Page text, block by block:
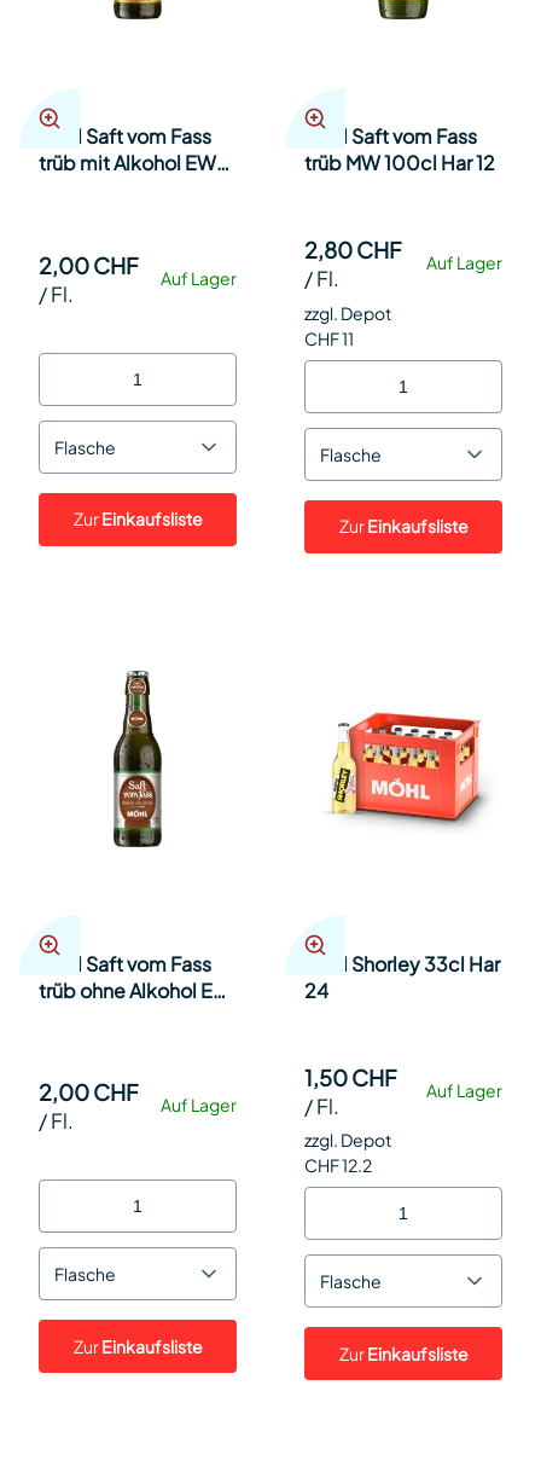
Möhl Saft vom Fass
trüb mit Alkohol EW
Auf Lager
2,00 CHF
/Fl.
Flasche
ZurEinkaufsliste
Möhl Saft vom Fass
trüb MW 100cl Har 12
Auf Lager
2,80 CHF
/Fl.
zzgl. Depot
CHF 11
Flasche
ZurEinkaufsliste
Möhl Saft vom Fass
trüb ohne Alkohol EW
Auf Lager
2,00 CHF
/Fl.
Flasche
ZurEinkaufsliste
Möhl Shorley 33cl Har
24
Auf Lager
1,50 CHF
/Fl.
zzgl. Depot
CHF 12.2
Flasche
ZurEinkaufsliste